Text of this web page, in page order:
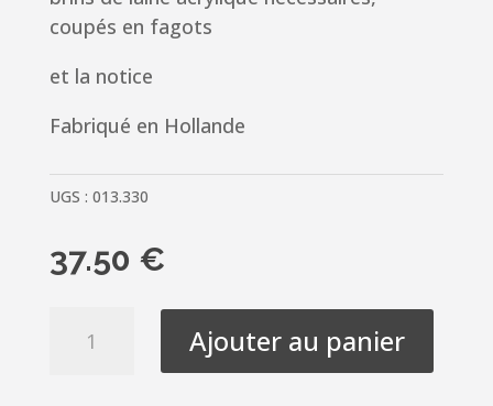
coupés en fagots
et la notice
Fabriqué en Hollande
UGS : 013.330
37.50 €
Ajouter au panier